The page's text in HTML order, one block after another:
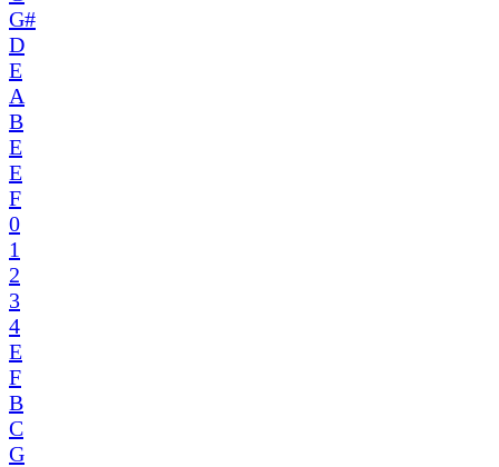
G#
D
E
A
B
E
E
F
0
1
2
3
4
E
F
B
C
G